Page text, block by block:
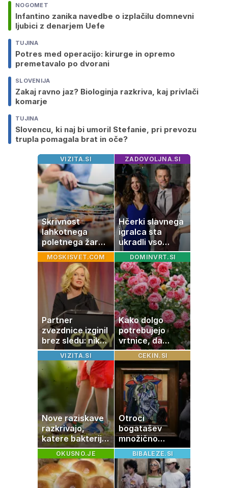
NOGOMET
Infantino zanika navedbe o izplačilu domnevni
ljubici z denarjem Uefe
TUJINA
Potres med operacijo: kirurge in opremo
premetavalo po dvorani
SLOVENIJA
Zakaj ravno jaz? Biologinja razkriva, kaj privlači
komarje
TUJINA
Slovencu, ki naj bi umoril Stefanie, pri prevozu
trupla pomagala brat in oče?
VIZITA.SI
Skrivnost
lahkotnega
poletnega žara,
po katerem ne
boste
potrebovali
popoldanskega
spanca
ZADOVOLJNA.SI
Hčerki slavnega
igralca sta
ukradli vso
pozornost
MOSKISVET.COM
Partner
zvezdnice izginil
brez sledu: nikoli
ga niso našli,
nato je prišla še
ena tragedija
DOMINVRT.SI
Kako dolgo
potrebujejo
vrtnice, da
zrastejo? Vse o
rasti, cvetenju in
negi vrtnic
VIZITA.SI
Nove raziskave
razkrivajo,
katere bakterije
na koži privlačijo
komarje
CEKIN.SI
Otroci
bogatašev
množično
prodajajo
družinske
zbirke: raje imajo
denar kot
OKUSNO.JE BIBALEZE.SI